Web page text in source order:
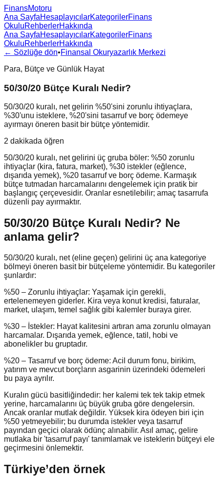
FinansMotoru
Ana SayfaHesaplayıcılarKategorilerFinans
OkuluRehberlerHakkında
Ana SayfaHesaplayıcılarKategorilerFinans
OkuluRehberlerHakkında
← Sözlüğe dön•Finansal Okuryazarlık Merkezi
Para, Bütçe ve Günlük Hayat
50/30/20 Bütçe Kuralı Nedir?
50/30/20 kuralı, net gelirin %50'sini zorunlu ihtiyaçlara,
%30'unu isteklere, %20'sini tasarruf ve borç ödemeye
ayırmayı öneren basit bir bütçe yöntemidir.
2 dakikada öğren
50/30/20 kuralı, net gelirini üç gruba böler: %50 zorunlu
ihtiyaçlar (kira, fatura, market), %30 istekler (eğlence,
dışarıda yemek), %20 tasarruf ve borç ödeme. Karmaşık
bütçe tutmadan harcamalarını dengelemek için pratik bir
başlangıç çerçevesidir. Oranlar esnetilebilir; amaç tasarrufa
düzenli pay ayırmaktır.
50/30/20 Bütçe Kuralı Nedir? Ne
anlama gelir?
50/30/20 kuralı, net (eline geçen) gelirini üç ana kategoriye
bölmeyi öneren basit bir bütçeleme yöntemidir. Bu kategoriler
şunlardır:
%50 – Zorunlu ihtiyaçlar: Yaşamak için gerekli,
ertelenemeyen giderler. Kira veya konut kredisi, faturalar,
market, ulaşım, temel sağlık gibi kalemler buraya girer.
%30 – İstekler: Hayat kalitesini artıran ama zorunlu olmayan
harcamalar. Dışarıda yemek, eğlence, tatil, hobi ve
abonelikler bu gruptadır.
%20 – Tasarruf ve borç ödeme: Acil durum fonu, birikim,
yatırım ve mevcut borçların asgarinin üzerindeki ödemeleri
bu paya ayrılır.
Kuralın gücü basitliğindedir: her kalemi tek tek takip etmek
yerine, harcamalarını üç büyük gruba göre dengelersin.
Ancak oranlar mutlak değildir. Yüksek kira ödeyen biri için
%50 yetmeyebilir; bu durumda istekler veya tasarruf
payından geçici olarak ödünç alınabilir. Asıl amaç, gelire
mutlaka bir 'tasarruf payı' tanımlamak ve isteklerin bütçeyi ele
geçirmesini önlemektir.
Türkiye’den örnek